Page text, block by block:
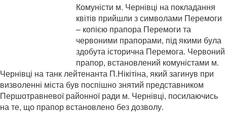
Комуністи м. Чернівці на покладання
квітів прийшли з символами Перемоги
– копією прапора Перемоги та
червоними прапорами, під якими була
здобута історична Перемога. Червоний
прапор, встановлений комуністами м.
Чернівці на танк лейтенанта П.Нікітіна, який загинув при
визволенні міста був поспішно знятий представником
Першотравневої районної ради м. Чернівці, посилаючись
на те, що прапор встановлено без дозволу.